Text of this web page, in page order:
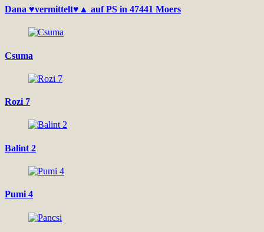
Dana ♥vermittelt♥▲ auf PS in 47441 Moers
Csuma
Rozi 7
Balint 2
Pumi 4